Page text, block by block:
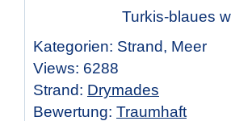
Turkis-blaues
Kategorien: Strand, Meer
Views: 6288
Strand: Drymades
Bewertung: Traumhaft